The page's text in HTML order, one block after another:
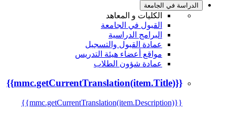
الدراسة في الجامعة
الكليات و المعاهد
القبول في الجامعة
البرامج الدراسية
عمادة القبول والتسجيل
مواقع أعضاء هيئة التدريس
عمادة شؤون الطلاب
{{mmc.getCurrentTranslation(item.Title)}}
{{mmc.getCurrentTranslation(item.Description)}}